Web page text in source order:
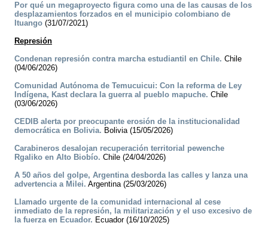
Por qué un megaproyecto figura como una de las causas de los
desplazamientos forzados en el municipio colombiano de
Ituango (31/07/2021)
Represión
Condenan represión contra marcha estudiantil en Chile. Chile
(04/06/2026)
Comunidad Autónoma de Temucuicui: Con la reforma de Ley
Indígena, Kast declara la guerra al pueblo mapuche. Chile
(03/06/2026)
CEDIB alerta por preocupante erosión de la institucionalidad
democrática en Bolivia. Bolivia (15/05/2026)
Carabineros desalojan recuperación territorial pewenche
Rgaliko en Alto Biobío. Chile (24/04/2026)
A 50 años del golpe, Argentina desborda las calles y lanza una
advertencia a Milei. Argentina (25/03/2026)
Llamado urgente de la comunidad internacional al cese
inmediato de la represión, la militarización y el uso excesivo de
la fuerza en Ecuador. Ecuador (16/10/2025)